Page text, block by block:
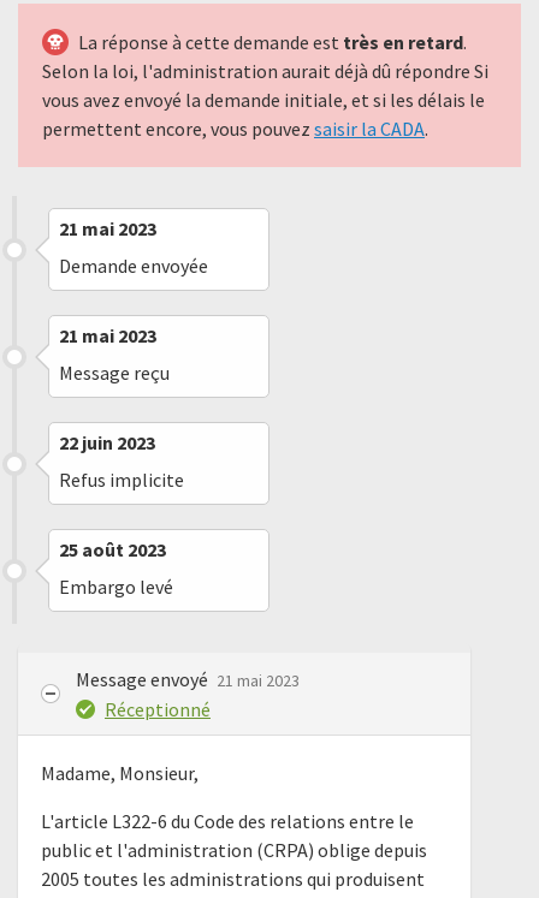
La réponse à cette demande est très en retard.
Selon la loi, l'administration aurait déjà dû répondre Si
vous avez envoyé la demande initiale, et si les délais le
permettent encore, vous pouvez saisir la CADA.
21 mai 2023
Demande envoyée
21 mai 2023
Message reçu
22 juin 2023
Refus implicite
25 août 2023
Embargo levé
Message envoyé 21 mai 2023
Réceptionné
Madame, Monsieur,
L'article L322-6 du Code des relations entre le
public et l'administration (CRPA) oblige depuis
2005 toutes les administrations qui produisent